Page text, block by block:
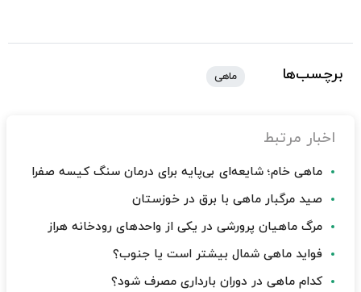
برچسب‌ها ماهی
اخبار مرتبط
ماهی خام؛ شایعه‌ای بی‌پایه برای درمان سنگ کیسه صفرا
صید مرگبار ماهی با برق در خوزستان
مرگ ماهیان پرورشی در یکی از واحدهای رودخانه هراز
فواید ماهی شمال بیشتر است یا جنوب؟
کدام ماهی در دوران بارداری مصرف شود؟